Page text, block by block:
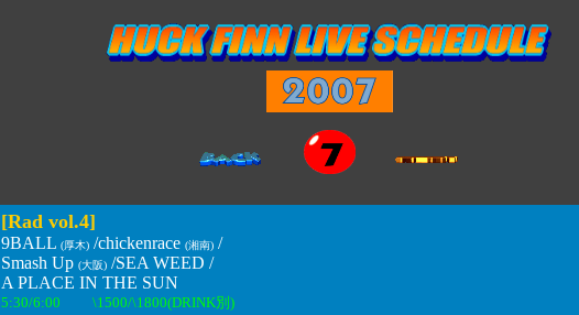
[Rad vol.4]
9BALL (厚木) /chickenrace (湘南) /
Smash Up (大阪) /SEA WEED /
A PLACE IN THE SUN
5:30/6:00 \1500/\1800(DRINK別)